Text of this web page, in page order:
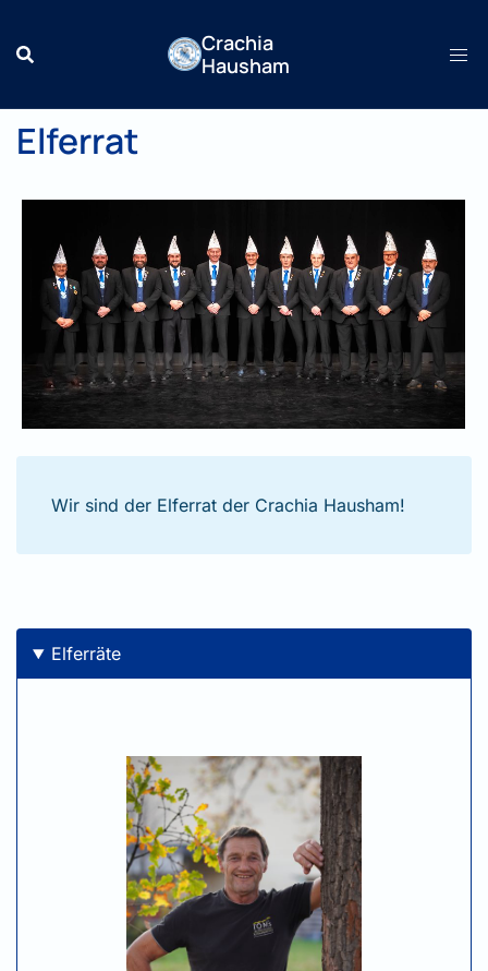
Inhalt
springen
Crachia
Hausham
Elferrat
Wir sind der Elferrat der Crachia Hausham!
Elferräte